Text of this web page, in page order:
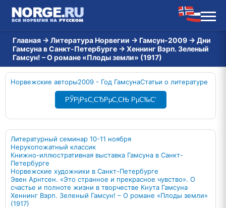
Главная → Литература Норвегии → Гамсун-2009 → Дни
Гамсуна в Санкт-Петербурге → Хеннинг Вэрп. Зеленый
Гамсун! – О романе «Плоды земли» (1917)
Норвежские авторы2009 - Год ГамсунаСтатьи о литературе
РЎРјРѕС‚СЂРµС‚СЊ РµС‰С‘
Литературный семинар 10-11 ноября
Нерукопожатный классик
Книжно-иллюстративная выставка Гамсуна в Санкт-
Петербурге
Норвежские художники в Санкт-Петербурге
Эвен Арнтсен. «Это странное и прекрасное чувство». О
счастье и полноте жизни в творчестве Кнута Гамсуна
Хеннинг Вэрп. Зеленый Гамсун! – О романе «Плоды земли»
(1917)